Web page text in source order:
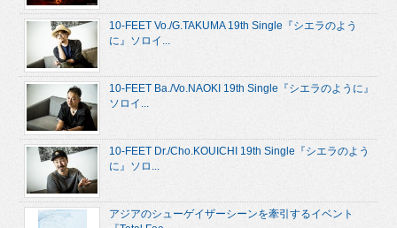
10-FEET Vo./G.TAKUMA 19th Single『シエラのよう
に』ソロイ...
10-FEET Ba./Vo.NAOKI 19th Single『シエラのように』
ソロイ...
10-FEET Dr./Cho.KOUICHI 19th Single『シエラのよう
に』ソロ...
アジアのシューゲイザーシーンを牽引するイベント